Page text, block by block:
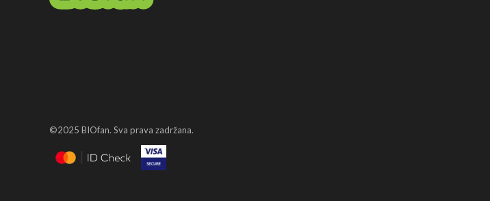
©2025 BIOfan. Sva prava zadržana.